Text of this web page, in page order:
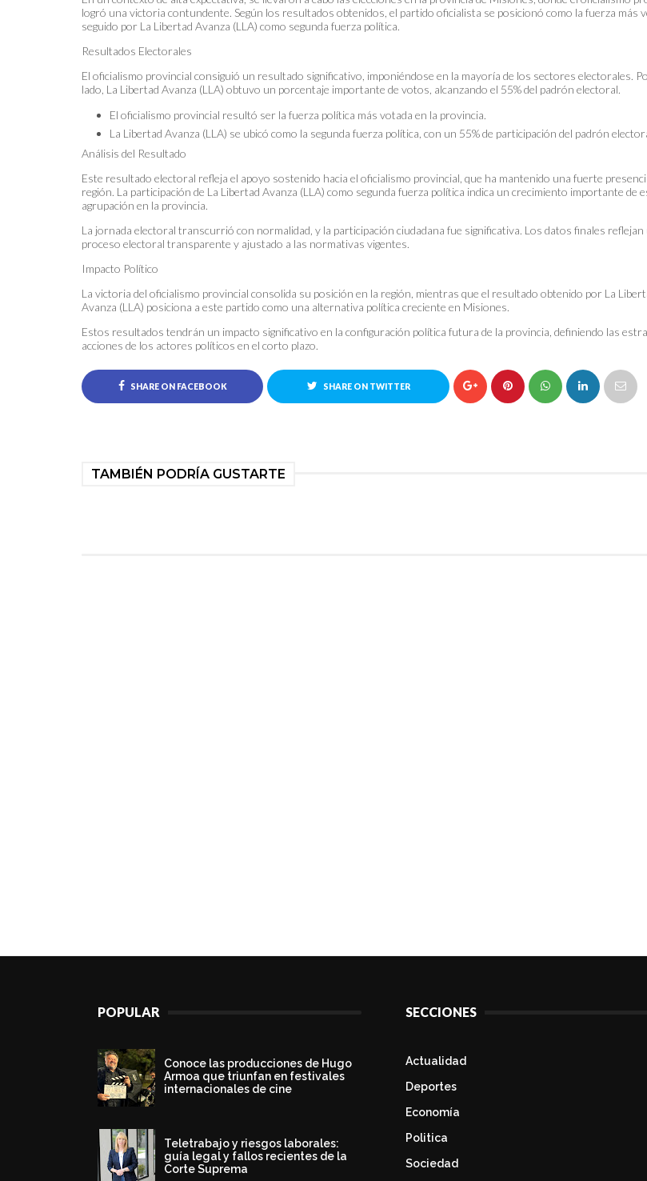
logró una victoria contundente. Según los resultados obtenidos, el partido oficialista se posicionó como la fuerza más
seguido por La Libertad Avanza (LLA) como segunda fuerza política.
Resultados Electorales
El oficialismo provincial consiguió un resultado significativo, imponiéndose en la mayoría de los sectores electorales.
lado, La Libertad Avanza (LLA) obtuvo un porcentaje importante de votos, alcanzando el 55% del padrón electoral.
El oficialismo provincial resultó ser la fuerza política más votada en la provincia.
La Libertad Avanza (LLA) se ubicó como la segunda fuerza política, con un 55% de participación del padrón
Análisis del Resultado
Este resultado electoral refleja el apoyo sostenido hacia el oficialismo provincial, que ha mantenido una fuerte
región. La participación de La Libertad Avanza (LLA) como segunda fuerza política indica un crecimiento importante de
agrupación en la provincia.
La jornada electoral transcurrió con normalidad, y la participación ciudadana fue significativa. Los datos finales reflejan
proceso electoral transparente y ajustado a las normativas vigentes.
Impacto Político
La victoria del oficialismo provincial consolida su posición en la región, mientras que el resultado obtenido por La
Avanza (LLA) posiciona a este partido como una alternativa política creciente en Misiones.
Estos resultados tendrán un impacto significativo en la configuración política futura de la provincia, definiendo las
acciones de los actores políticos en el corto plazo.
SHARE ON FACEBOOK SHARE ON TWITTER
TAMBIÉN PODRÍA GUSTARTE
POPULAR
Conoce las producciones de Hugo
Armoa que triunfan en festivales
internacionales de cine
Teletrabajo y riesgos laborales:
guía legal y fallos recientes de la
Corte Suprema
SECCIONES
Actualidad
Deportes
Economía
Politica
Sociedad